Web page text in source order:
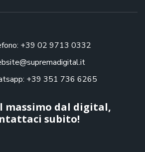
+39 02 9713 0332
+39 351 736 6265
massimo dal digital,
subito!